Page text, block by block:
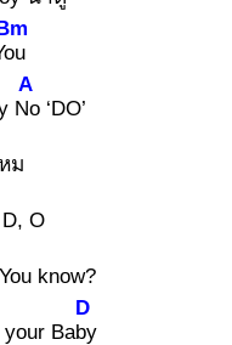
No
A
‘DO’
ม
D, O
know?
your Baby
D